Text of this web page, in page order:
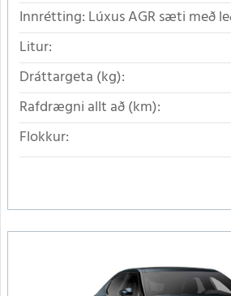
Innrétting: Lúxus AGR sæti með
Litur:
Dráttargeta (kg):
Rafdrægni allt að (km):
Flokkur: